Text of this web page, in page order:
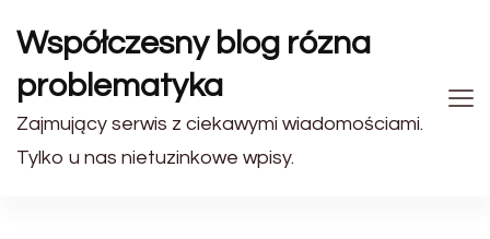
Współczesny blog rózna
problematyka
Zajmujący serwis z ciekawymi wiadomościami.
Tylko u nas nietuzinkowe wpisy.